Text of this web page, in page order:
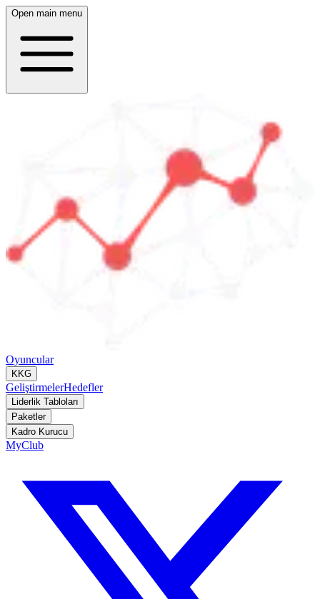
Open main menu
Oyuncular
KKG
GeliştirmelerHedefler
Liderlik Tabloları
Paketler
Kadro Kurucu
MyClub